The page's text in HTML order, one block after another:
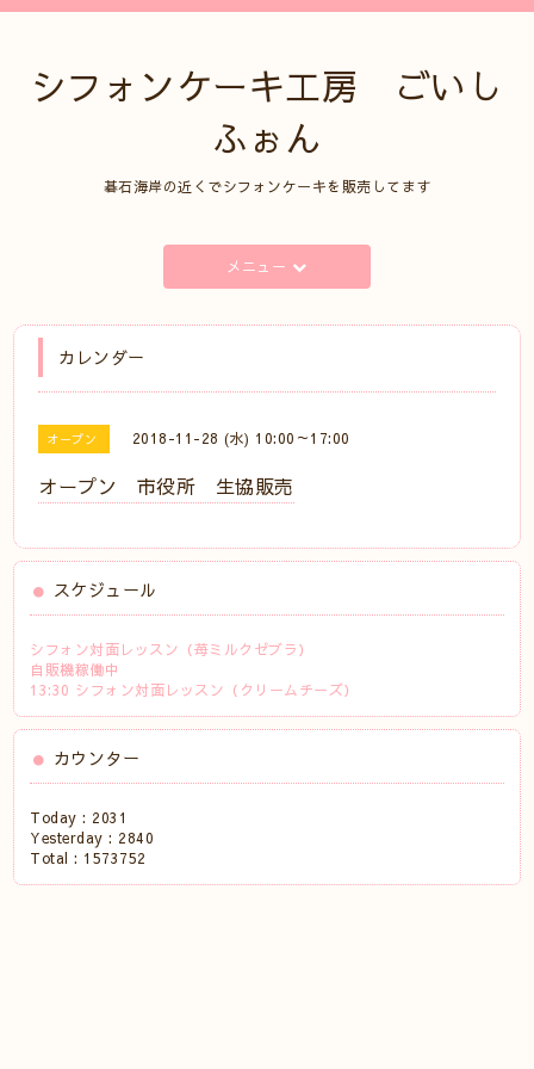
シフォンケーキ工房 ごいし
ふぉん
碁石海岸の近くでシフォンケーキを販売してます
メニュー
カレンダー
オープン 2018-11-28 (水) 10:00～17:00
オープン 市役所 生協販売
スケジュール
シフォン対面レッスン（苺ミルクゼブラ）
自販機稼働中
13:30 シフォン対面レッスン（クリームチーズ）
カウンター
Today : 2031
Yesterday : 2840
Total : 1573752